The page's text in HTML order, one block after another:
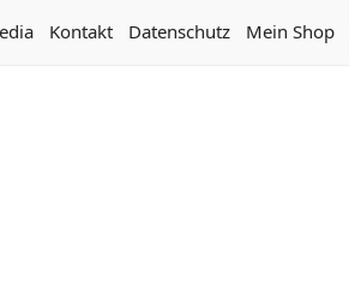
Kontakt Datenschutz Mein Shop